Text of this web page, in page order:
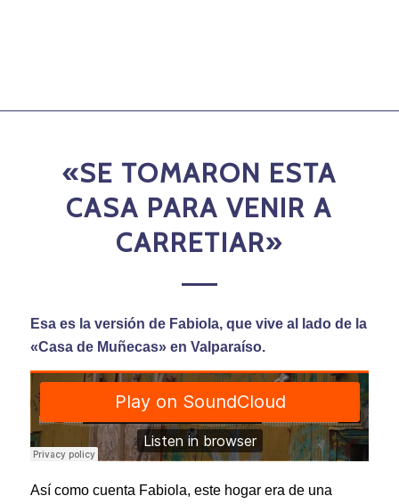
«SE TOMARON ESTA
CASA PARA VENIR A
CARRETIAR»
Esa es la versión de Fabiola, que vive al lado de la
«Casa de Muñecas» en Valparaíso.
Así como cuenta Fabiola, este hogar era de una